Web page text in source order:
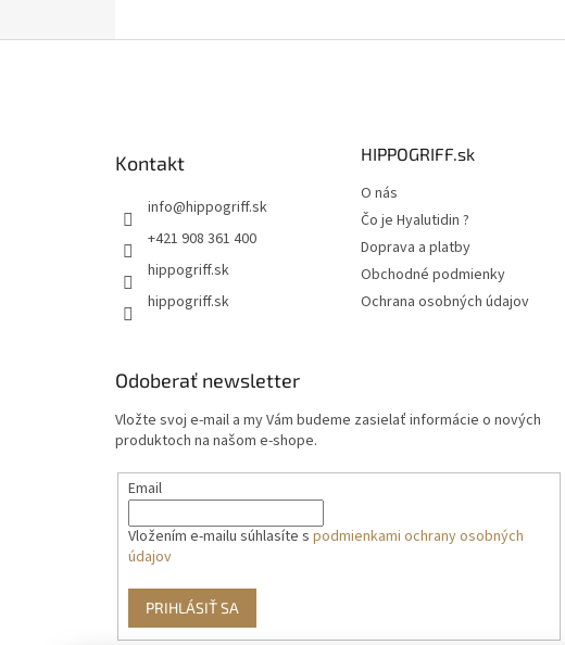
Kontakt
info@hippogriff.sk
+421 908 361 400
hippogriff.sk
hippogriff.sk
HIPPOGRIFF.sk
O nás
Čo je Hyalutidin ?
Doprava a platby
Obchodné podmienky
Ochrana osobných údajov
Odoberať newsletter
Vložte svoj e-mail a my Vám budeme zasielať informácie o nových
produktoch na našom e-shope.
Email
Vložením e-mailu súhlasíte s podmienkami ochrany osobných
údajov
PRIHLÁSIŤ SA